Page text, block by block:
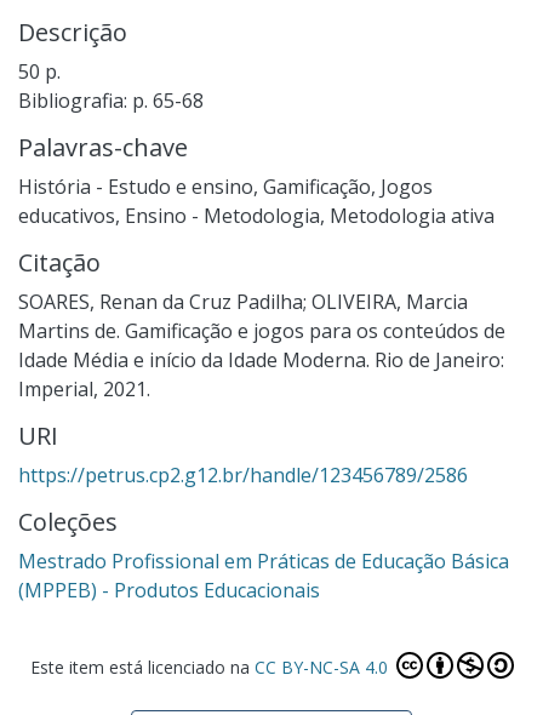
Descrição
50 p.
Bibliografia: p. 65-68
Palavras-chave
História - Estudo e ensino, Gamificação, Jogos
educativos, Ensino - Metodologia, Metodologia ativa
Citação
SOARES, Renan da Cruz Padilha; OLIVEIRA, Marcia
Martins de. Gamificação e jogos para os conteúdos de
Idade Média e início da Idade Moderna. Rio de Janeiro:
Imperial, 2021.
URI
https://petrus.cp2.g12.br/handle/123456789/2586
Coleções
Mestrado Profissional em Práticas de Educação Básica
(MPPEB) - Produtos Educacionais
Este item está licenciado na CC BY-NC-SA 4.0